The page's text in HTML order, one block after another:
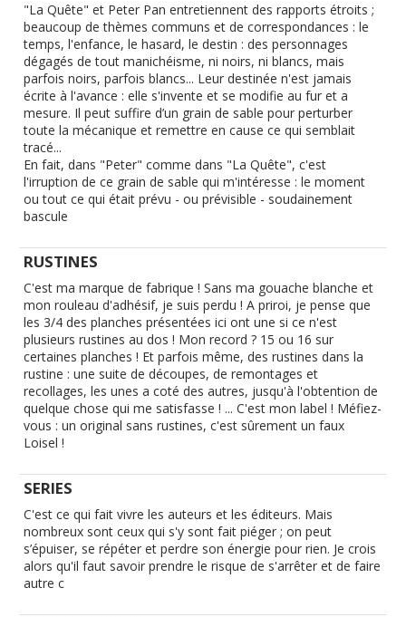
"La Quête" et Peter Pan entretiennent des rapports étroits ;
beaucoup de thèmes communs et de correspondances : le
temps, l'enfance, le hasard, le destin : des personnages
dégagés de tout manichéisme, ni noirs, ni blancs, mais
parfois noirs, parfois blancs... Leur destinée n'est jamais
écrite à l'avance : elle s'invente et se modifie au fur et a
mesure. Il peut suffire d’un grain de sable pour perturber
toute la mécanique et remettre en cause ce qui semblait
tracé...
En fait, dans "Peter" comme dans "La Quête", c'est
l'irruption de ce grain de sable qui m'intéresse : le moment
ou tout ce qui était prévu - ou prévisible - soudainement
bascule
RUSTINES
C'est ma marque de fabrique ! Sans ma gouache blanche et
mon rouleau d'adhésif, je suis perdu ! A priroi, je pense que
les 3/4 des planches présentées ici ont une si ce n'est
plusieurs rustines au dos ! Mon record ? 15 ou 16 sur
certaines planches ! Et parfois même, des rustines dans la
rustine : une suite de découpes, de remontages et
recollages, les unes a coté des autres, jusqu'à l'obtention de
quelque chose qui me satisfasse ! ... C'est mon label ! Méfiez-
vous : un original sans rustines, c'est sûrement un faux
Loisel !
SERIES
C'est ce qui fait vivre les auteurs et les éditeurs. Mais
nombreux sont ceux qui s'y sont fait piéger ; on peut
s’épuiser, se répéter et perdre son énergie pour rien. Je crois
alors qu'il faut savoir prendre le risque de s'arrêter et de faire
autre c